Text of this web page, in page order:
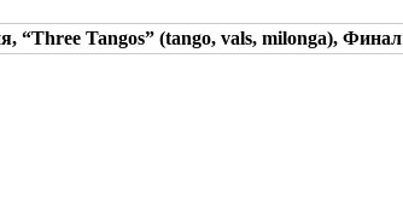
“Three Tangos” (tango, vals, milonga), Финал